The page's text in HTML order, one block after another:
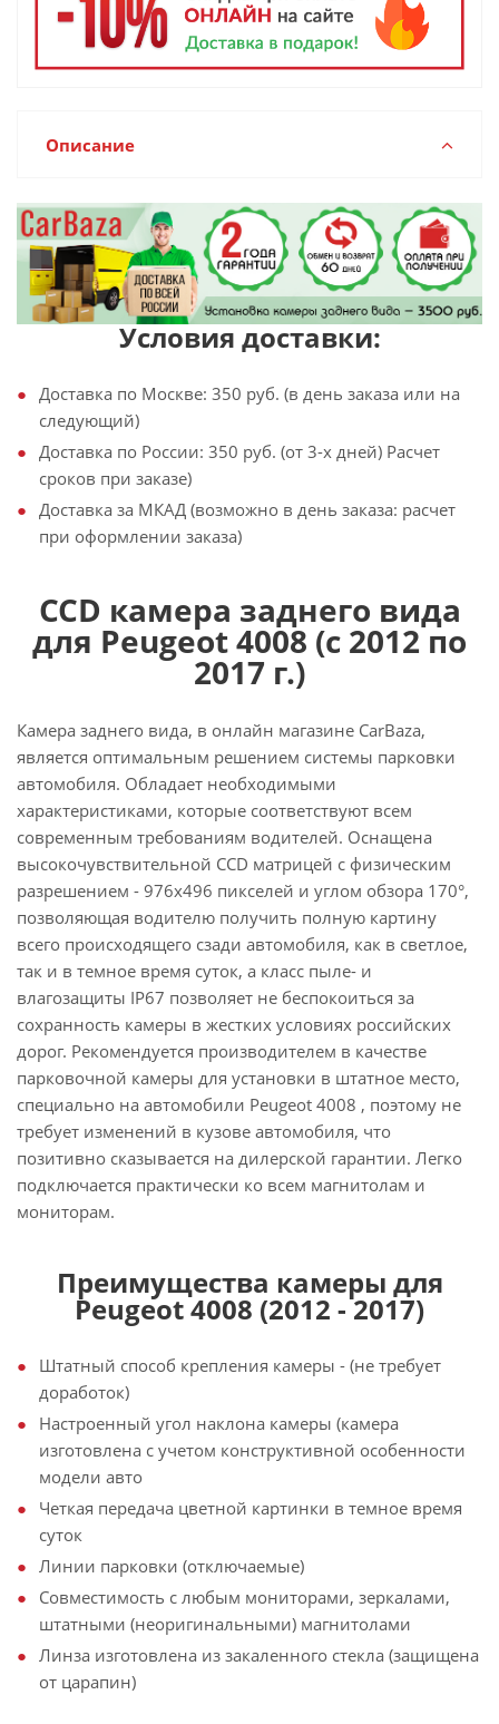
Описание
Условия доставки:
Доставка по Москве: 350 руб. (в день заказа или на
следующий)
Доставка по России: 350 руб. (от 3-х дней) Расчет
сроков при заказе)
Доставка за МКАД (возможно в день заказа: расчет
при оформлении заказа)
CCD камера заднего вида
для Peugeot 4008 (с 2012 по
2017 г.)
Камера заднего вида, в онлайн магазине CarBaza,
является оптимальным решением системы парковки
автомобиля. Обладает необходимыми
характеристиками, которые соответствуют всем
современным требованиям водителей. Оснащена
высокочувствительной CCD матрицей с физическим
разрешением - 976х496 пикселей и углом обзора 170°,
позволяющая водителю получить полную картину
всего происходящего сзади автомобиля, как в светлое,
так и в темное время суток, а класс пыле- и
влагозащиты IP67 позволяет не беспокоиться за
сохранность камеры в жестких условиях российских
дорог. Рекомендуется производителем в качестве
парковочной камеры для установки в штатное место,
специально на автомобили Peugeot 4008 , поэтому не
требует изменений в кузове автомобиля, что
позитивно сказывается на дилерской гарантии. Легко
подключается практически ко всем магнитолам и
мониторам.
Преимущества камеры для
Peugeot 4008 (2012 - 2017)
Штатный способ крепления камеры - (не требует
доработок)
Настроенный угол наклона камеры (камера
изготовлена с учетом конструктивной особенности
модели авто
Четкая передача цветной картинки в темное время
суток
Линии парковки (отключаемые)
Совместимость с любым мониторами, зеркалами,
штатными (неоригинальными) магнитолами
Линза изготовлена из закаленного стекла (защищена
от царапин)